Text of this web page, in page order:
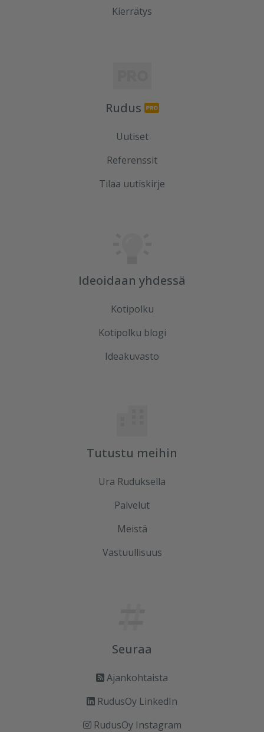
Kierrätys
Rudus
Uutiset
Referenssit
Tilaa uutiskirje
Ideoidaan yhdessä
Kotipolku
Kotipolku blogi
Ideakuvasto
Tutustu meihin
Ura Ruduksella
Palvelut
Meistä
Vastuullisuus
Seuraa
Ajankohtaista
RudusOy LinkedIn
RudusOy Instagram